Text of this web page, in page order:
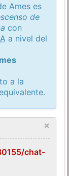
Ames es
de
con
a nivel del
a la
×
chat-